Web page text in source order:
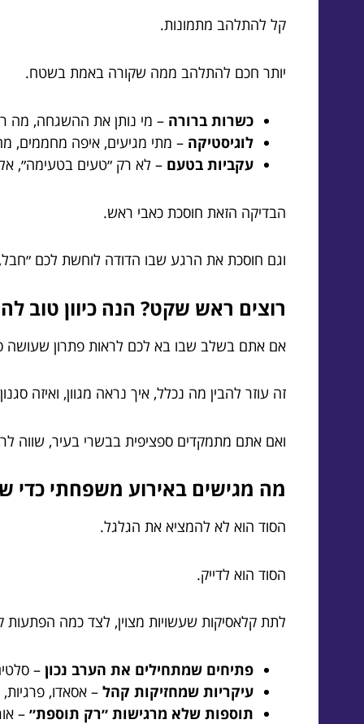
קל להתלהב מתמונות.
יותר חכם להתלהב ממה שקורה באמת בשטח.
כשרות ברורה – מי נותן את ההשגחה, מה
לוגיסטיקה – מתי מגיעים, איפה מחממים,
עקביות בטעם – לא רק ״טעים בטעימה״, אלא טעים
הבדיקה הזאת חוסכת כאבי ראש.
וגם חוסכת את הרגע שבו הדודה לוחשת לכם ״חבל,
רוצים ראש שקט? הנה כיוון טוב
אם אתם בשלב שבו בא לכם לראות פתרון
זה עוזר להבין מה נכלל, איך נראה מגוון, ואיזה
ואם אתם מתמקדים ספציפית בבשרי בעיר, שווה
מה מגישים באירוע משפחתי כדי
הסוד הוא לא להמציא את הגלגל.
הסוד הוא לדייק.
לתת קלאסיקות שעשויות מצוין, לצד כמה הפתעות
פתיחים שמתחילים את הערב נכון –
עיקריות שמחזיקות קהל – אסאדו,
תוספות שלא מרגישות ״רק תוספת״ –